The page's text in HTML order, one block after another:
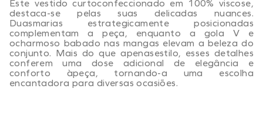
Este vestido curtoconfeccionado em 100% viscose,
destaca-se pelas suas delicadas nuances.
Duasmarias estrategicamente posicionadas
complementam a peça, enquanto a gola V e
ocharmoso babado nas mangas elevam a beleza do
conjunto. Mais do que apenasestilo, esses detalhes
conferem uma dose adicional de elegância e
conforto àpeça, tornando-a uma escolha
encantadora para diversas ocasiões.